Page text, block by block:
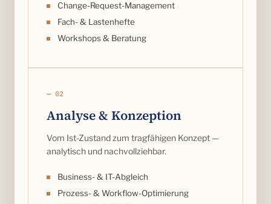
Change-Request-Management
Fach- & Lastenhefte
Workshops & Beratung
— 02
Analyse & Konzeption
Vom Ist-Zustand zum tragfähigen Konzept —
analytisch und nachvollziehbar.
Business- & IT-Abgleich
Prozess- & Workflow-Optimierung